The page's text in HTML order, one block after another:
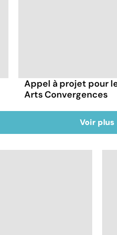
Appel à projet pour
Arts Convergences
Voir plus